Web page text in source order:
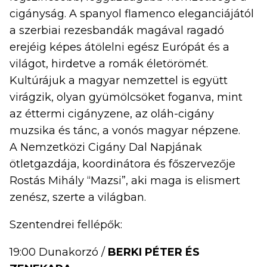
cigányság. A spanyol flamenco eleganciájától
a szerbiai rezesbandák magával ragadó
erejéig képes átölelni egész Európát és a
világot, hirdetve a romák életörömét.
Kultúrájuk a magyar nemzettel is együtt
virágzik, olyan gyümölcsöket foganva, mint
az éttermi cigányzene, az oláh-cigány
muzsika és tánc, a vonós magyar népzene.
A Nemzetközi Cigány Dal Napjának
ötletgazdája, koordinátora és főszervezője
Rostás Mihály “Mazsi”, aki maga is elismert
zenész, szerte a világban.
Szentendrei fellépők:
19:00 Dunakorzó / BERKI PÉTER ÉS